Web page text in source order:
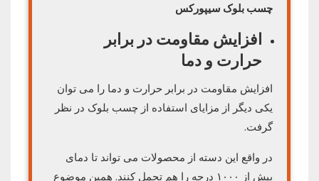
چسب بلوک سیپورکس
افزایش مقاومت در برابر
حرارت و دما
افزایش مقاومت در برابر حرارت و دما را می توان
یکی دیگر از مزایای استفاده از چسب بلوک در نظر
گرفت.
در واقع این دسته از محصولات می تواند تا دمای
بیش از ۱۰۰۰ درجه را هم تحمل کنند. همین موضوع